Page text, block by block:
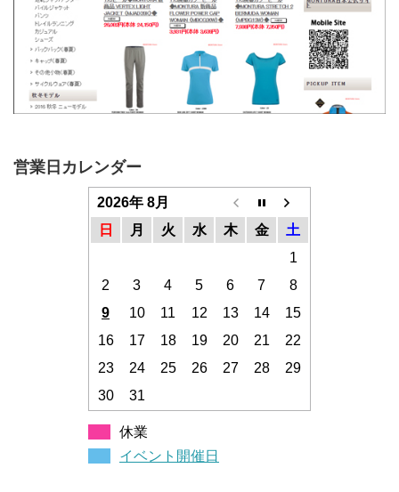
営業日カレンダー
2026年 8月
日
月 火 水 木 金
土
1
2
3 4 5 6 7
8
9
10 11 12 13 14
15
16
17 18 19 20 21
22
23
24 25 26 27 28
29
30
31
休業
イベント開催日